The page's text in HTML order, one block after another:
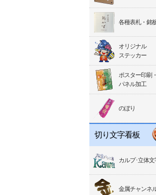
各種表札・銘
オリジナル
ステッカー
ポスター印刷・
パネル加工
のぼり
切り文字看板
カルプ･立体文
金属チャンネ